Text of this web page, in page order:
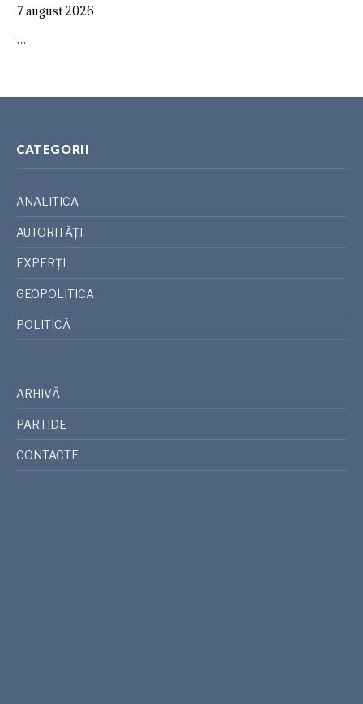
7 august 2026
…
CATEGORII
ANALITICA
AUTORITĂȚI
EXPERȚI
GEOPOLITICA
POLITICĂ
ARHIVĂ
PARTIDE
CONTACTE